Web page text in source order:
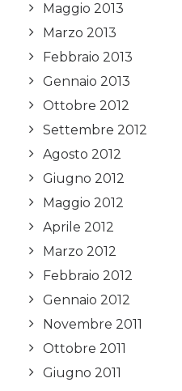
Maggio 2013
Marzo 2013
Febbraio 2013
Gennaio 2013
Ottobre 2012
Settembre 2012
Agosto 2012
Giugno 2012
Maggio 2012
Aprile 2012
Marzo 2012
Febbraio 2012
Gennaio 2012
Novembre 2011
Ottobre 2011
Giugno 2011